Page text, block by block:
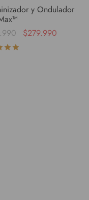
y Ondulador
$279.990